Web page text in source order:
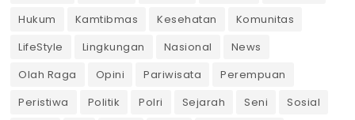
Hukum
Kamtibmas Kesehatan
Komunitas
LifeStyle
Lingkungan Nasional
News
Olah Raga
Opini Pariwisata
Perempuan
Peristiwa
Politik Polri Sejarah Seni
Sosial